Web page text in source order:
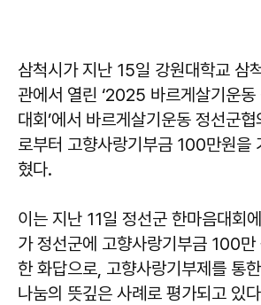
삼척시가 지난 15일 강원대학교 삼
관에서 열린 ‘2025 바르게살기운
대회’에서 바르게살기운동 정선군
로부터 고향사랑기부금 100만원을
혔다.
이는 지난 11일 정선군 한마음대회
가 정선군에 고향사랑기부금 100만
한 화답으로, 고향사랑기부제를 통
나눔의 뜻깊은 사례로 평가되고 있